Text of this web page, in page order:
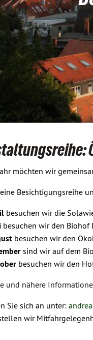
möchten wir
Besichtigungsreihe
besuchen wir die
besuchen wir den Biohof
besuchen wir den
sind wir auf dem
besuchen wir den
und nähere
Sie sich an unter:
wir